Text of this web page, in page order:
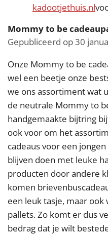
kadootjethuis.nl
Mommy to be
Gepubliceerd op 30
Onze Mommy to be
wel een beetje onze
we ons assortiment wat
de neutrale Mommy to
handgemaakte bijtring
ook voor om het
cadeaus voor een
blijven doen met leuke
producten door andere
komen
een leuk tasje, maar
pallets. Zo komt er dus
bedrag dat je wilt